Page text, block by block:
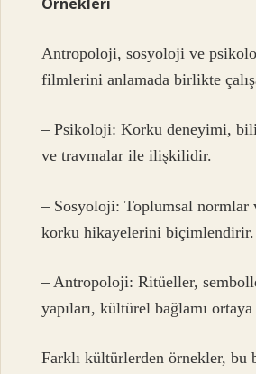
Antropoloji, sosyoloji ve
filmlerini anlamada birlikte
– Psikoloji: Korku deneyimi,
ve travmalar ile ilişkilidir.
– Sosyoloji: Toplumsal normlar
korku hikayelerini biçimlendirir.
– Antropoloji: Ritüeller,
yapıları, kültürel bağlamı
Farklı kültürlerden örnekler, bu